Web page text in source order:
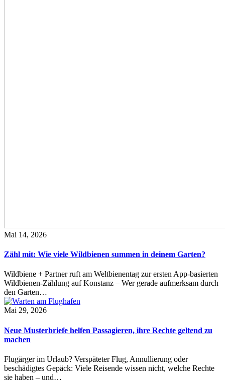
Mai 14, 2026
Zähl mit: Wie viele Wildbienen summen in deinem Garten?
Wildbiene + Partner ruft am Weltbienentag zur ersten App-basierten
Wildbienen-Zählung auf Konstanz – Wer gerade aufmerksam durch
den Garten…
Mai 29, 2026
Neue Musterbriefe helfen Passagieren, ihre Rechte geltend zu
machen
Flugärger im Urlaub? Verspäteter Flug, Annullierung oder
beschädigtes Gepäck: Viele Reisende wissen nicht, welche Rechte
sie haben – und…